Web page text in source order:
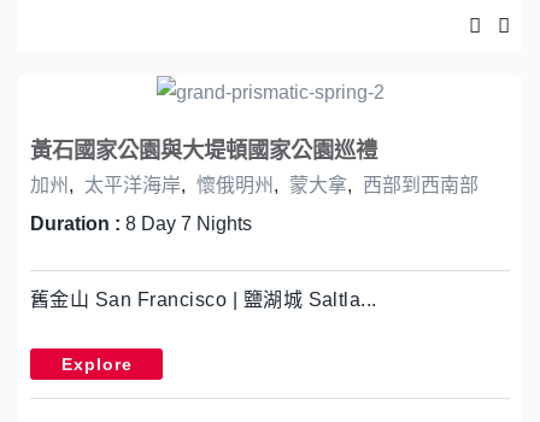
黃石國家公園與大堤頓國家公園巡禮
加州 , 太平洋海岸, 懷俄明州 , 蒙大拿,
西部到西南部
Duration : 8 Day 7 Nights
舊金山 San Francisco | 鹽湖城 Saltla...
Explore